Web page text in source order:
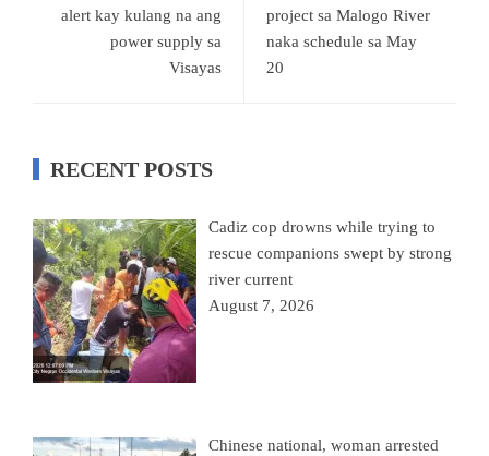
alert kay kulang na ang
power supply sa
Visayas
project sa Malogo River
naka schedule sa May
20
RECENT POSTS
Cadiz cop drowns while trying to
rescue companions swept by strong
river current
August 7, 2026
Chinese national, woman arrested